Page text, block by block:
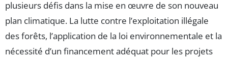
plusieurs défis dans la mise en œuvre de son nouveau
plan climatique. La lutte contre l’exploitation illégale
des forêts, l’application de la loi environnementale et la
nécessité d’un financement adéquat pour les projets